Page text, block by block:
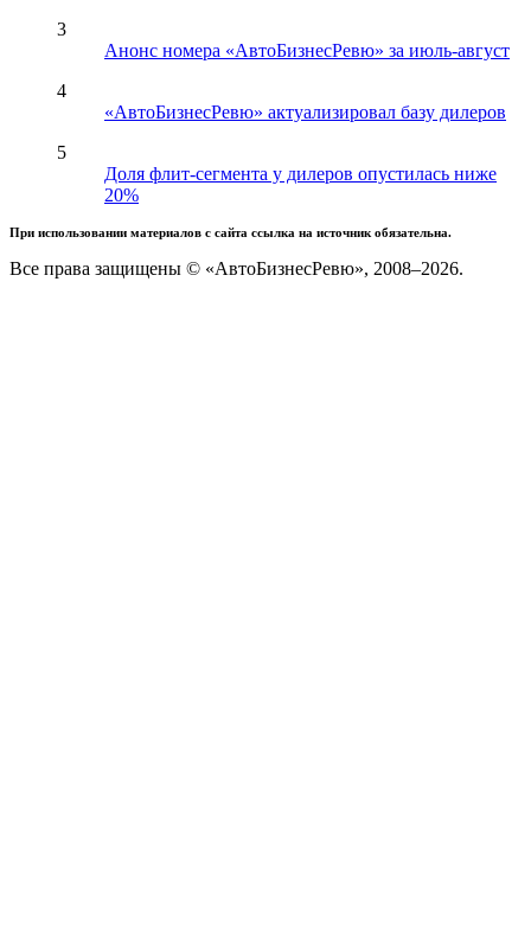
3
Анонс номера «АвтоБизнесРевю» за июль-август
4
«АвтоБизнесРевю» актуализировал базу дилеров
5
Доля флит-сегмента у дилеров опустилась ниже
20%
При использовании материалов с сайта ссылка на источник обязательна.
Все права защищены © «АвтоБизнесРевю», 2008–2026.